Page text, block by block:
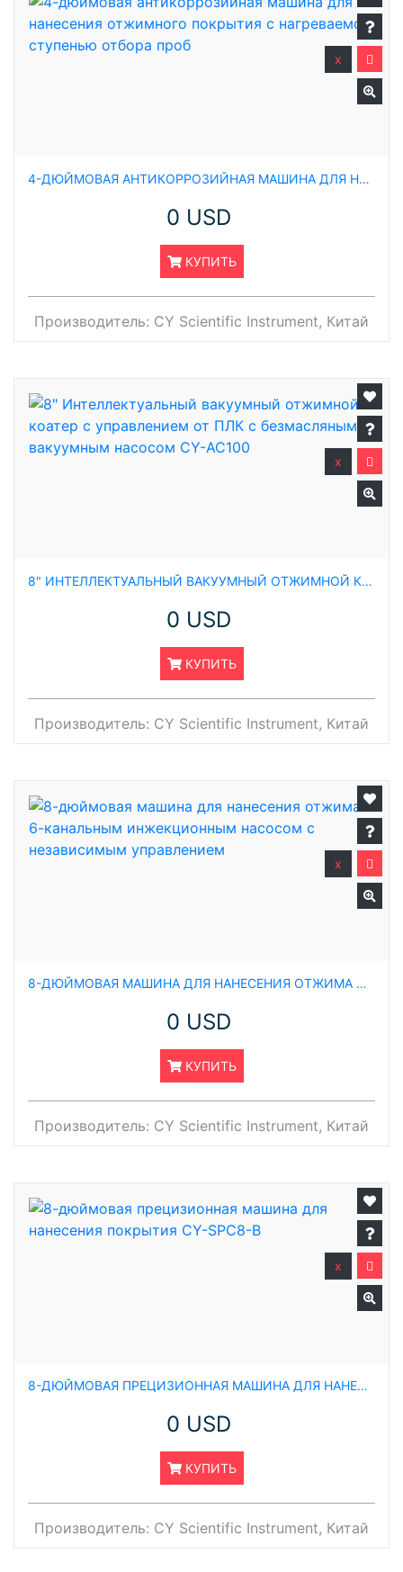
4-ДЮЙМОВАЯ АНТИКОРРОЗИЙНАЯ МАШИНА ДЛЯ НАНЕСЕНИЯ ОТЖИМНОГО ПОКРЫТИЯ С НАГРЕВАЕМОЙ СТУПЕНЬЮ ОТБОРА ПРОБ
0 USD
КУПИТЬ
x
Производитель: CY Scientific Instrument, Китай
8" ИНТЕЛЛЕКТУАЛЬНЫЙ ВАКУУМНЫЙ ОТЖИМНОЙ КОАТЕР С УПРАВЛЕНИЕМ ОТ ПЛК С БЕЗМАСЛЯНЫМ ВАКУУМНЫМ НАСОСОМ CY-AC100
0 USD
КУПИТЬ
x
Производитель: CY Scientific Instrument, Китай
8-ДЮЙМОВАЯ МАШИНА ДЛЯ НАНЕСЕНИЯ ОТЖИМА С 6-КАНАЛЬНЫМ ИНЖЕКЦИОННЫМ НАСОСОМ С НЕЗАВИСИМЫМ УПРАВЛЕНИЕМ
0 USD
КУПИТЬ
x
Производитель: CY Scientific Instrument, Китай
8-ДЮЙМОВАЯ ПРЕЦИЗИОННАЯ МАШИНА ДЛЯ НАНЕСЕНИЯ ПОКРЫТИЯ CY-SPC8-B
0 USD
КУПИТЬ
x
Производитель: CY Scientific Instrument, Китай